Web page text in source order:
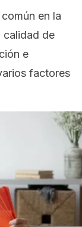
en la
calidad de
e
factores